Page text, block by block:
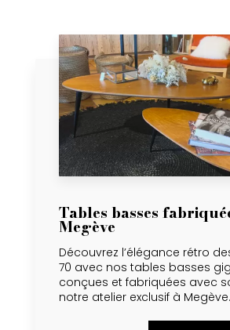
Tables basses
Megève
Découvrez l’élégance rétro
70 avec nos tables basses
conçues et fabriquées avec
notre atelier exclusif à